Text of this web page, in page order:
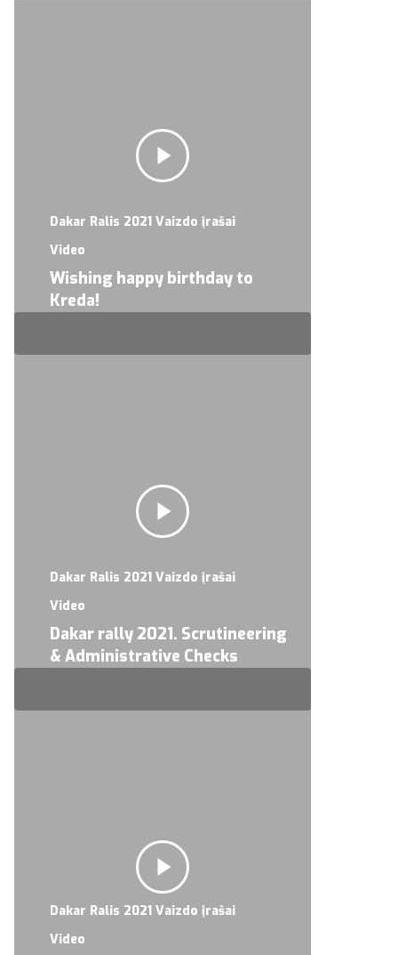
Dakar Ralis 2021 Vaizdo įrašai
Video
Wishing happy birthday to
Kreda!
Dakar Ralis 2021 Vaizdo įrašai
Video
Dakar rally 2021. Scrutineering
& Administrative Checks
Dakar Ralis 2021 Vaizdo įrašai
Video